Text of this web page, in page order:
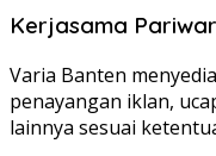
Kerjasama
Varia Banten
penayangan iklan,
lainnya sesuai